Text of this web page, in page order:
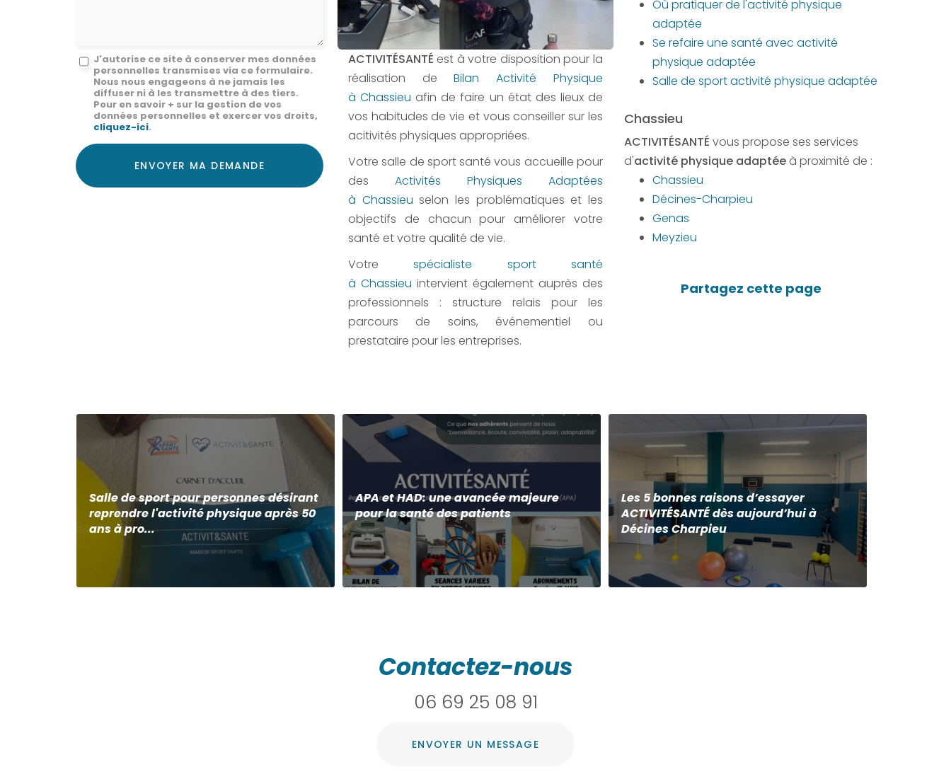
Message
J'autorise ce site à conserver mes données
personnelles transmises via ce formulaire.
Nous nous engageons à ne jamais les
diffuser ni à les transmettre à des tiers.
Pour en savoir + sur la gestion de vos
données personnelles et exercer vos droits,
cliquez-ici.
Acceptation
RGPD
ENVOYER MA DEMANDE
ACTIVITÉSANTÉ est à votre disposition pour la
réalisation deBilan Activité Physique
à Chassieu afin de faire un état des lieux de
vos habitudes de vie et vous conseiller sur les
acitivités physiques appropriées.
Votre salle de sport santé vous accueille pour
des Activités Physiques Adaptées
à Chassieu selon les problématiques et les
objectifs de chacun pour améliorer votre
santé et votre qualité de vie.
Votrespécialiste sport santé
à Chassieu intervient également auprès des
professionnels : structure relais pour les
parcours de soins, événementiel ou
prestataire pour les entreprises.
Où pratiquer de l'activité physique
adaptée
Se refaire une santé avec activité
physique adaptée
Salle de sport activité physique adaptée
Chassieu
ACTIVITÉSANTÉ vous propose ses services
d'activité physique adaptéeà proximité de :
Chassieu
Décines-Charpieu
Genas
Meyzieu
Salle de sport pour personnes désirant
reprendre l'activité physique après 50
ans à pro...
APA et HAD: une avancée majeure
pour la santé des patients
Les 5 bonnes raisons d’essayer
ACTIVITÉSANTÉ dès aujourd’hui à
Décines Charpieu
Contactez-nous
06 69 25 08 91
ENVOYER UN MESSAGE